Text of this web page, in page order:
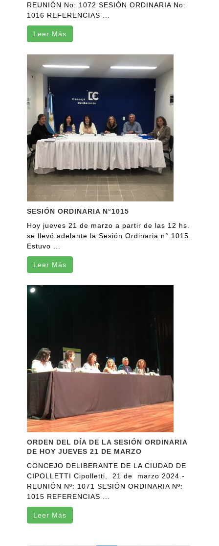
REUNIÓN No: 1072 SESIÓN ORDINARIA No:
1016 REFERENCIAS ...
Leer Más
SESIÓN ORDINARIA N°1015
Hoy jueves 21 de marzo a partir de las 12 hs.
se llevó adelante la Sesión Ordinaria n° 1015.
Estuvo ...
Leer Más
ORDEN DEL DÍA DE LA SESIÓN ORDINARIA
DE HOY JUEVES 21 DE MARZO
CONCEJO DELIBERANTE DE LA CIUDAD DE
CIPOLLETTI Cipolletti, 21 de marzo 2024.-
REUNIÓN Nº: 1071 SESIÓN ORDINARIA Nº:
1015 REFERENCIAS ...
Leer Más